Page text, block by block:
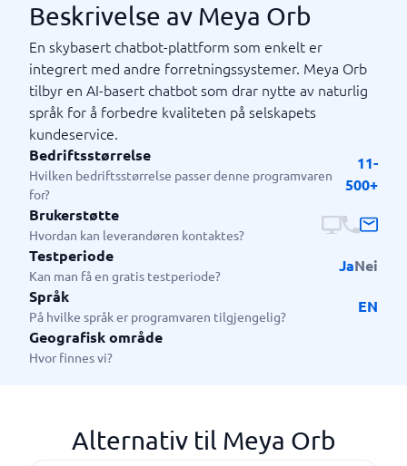
Beskrivelse av Meya Orb
En skybasert chatbot-plattform som enkelt er
integrert med andre forretningssystemer. Meya Orb
tilbyr en AI-basert chatbot som drar nytte av naturlig
språk for å forbedre kvaliteten på selskapets
kundeservice.
Bedriftsstørrelse
Hvilken bedriftsstørrelse passer denne programvaren
for?
11-
500+
Brukerstøtte
Hvordan kan leverandøren kontaktes?
Testperiode
Kan man få en gratis testperiode?
JaNei
Språk
På hvilke språk er programvaren tilgjengelig?
EN
Geografisk område
Hvor finnes vi?
Alternativ til Meya Orb